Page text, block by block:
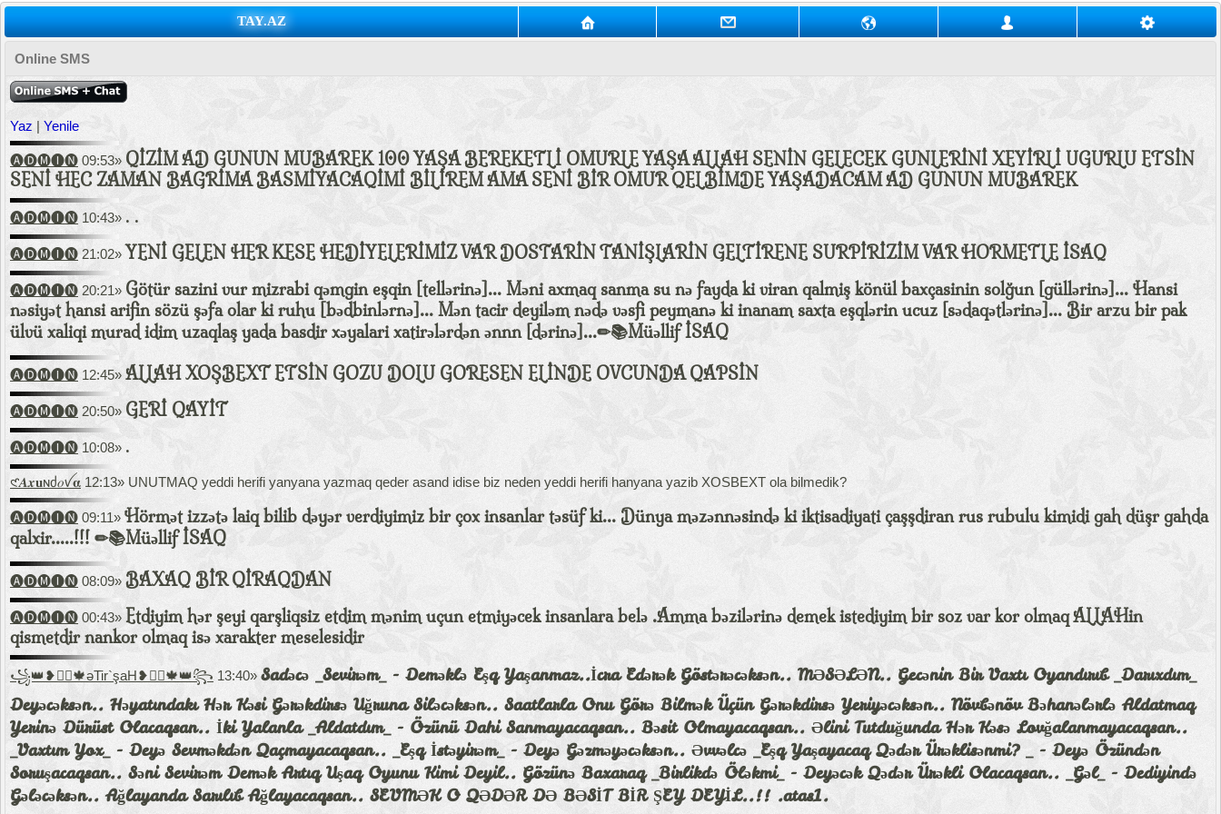
TAY.AZ
Online SMS
Yaz | Yenile
🅐🅓🅜🅘🅝 09:53» QİZİM AD GUNUN MUBAREK 100 YAŞA BEREKETLİ OMURLE YAŞA ALLAH SENİN GELECEK GUNLERİNİ XEYİRLİ UGURLU ETSİN
SENİ HEC ZAMAN BAGRİMA BASMİYACAQİMİ BİLİREM AMA SENİ BİR OMUR QELBİMDE YAŞADACAM AD GUNUN MUBAREK
🅐🅓🅜🅘🅝 10:43» . .
🅐🅓🅜🅘🅝 21:02» YENİ GELEN HER KESE HEDİYELERİMİZ VAR DOSTARİN TANİŞLARİN GELTİRENE SURPİRİZİM VAR HORMETLE İSAQ
🅐🅓🅜🅘🅝 20:21» Götür sazini vur mizrabi qəmgin eşqin [tellərinə]... Məni axmaq sanma su nə fayda ki viran qalmiş könül baxçasinin solğun [güllərinə]... Hansi
nəsiyət hansi arifin sözü şəfa olar ki ruhu [bədbinlərnə]... Mən tacir deyiləm nədə vəsfi peymanə ki inanam saxta eşqlərin ucuz [sədaqətlərinə]... Bir arzu bir pak
ülvü xaliqi murad idim uzaqlaş yada basdir xəyalari xatirələrdən ənnn [dərinə]...✏📚Müəllif İSAQ
🅐🅓🅜🅘🅝 12:45» ALLAH XOŞBEXT ETSİN GOZU DOLU GORESEN ELİNDE OVCUNDA QAPSİN
🅐🅓🅜🅘🅝 20:50» GERİ QAYİT
🅐🅓🅜🅘🅝 10:08» .
𑣲𝑨𝒙𝐮ɴძ𝑜ꪜ𝛂 12:13» UNUTMAQ yeddi herifi yanyana yazmaq qeder asand idise biz neden yeddi herifi hanyana yazib XOSBEXT ola bilmedik?
🅐🅓🅜🅘🅝 09:11» Hörmət izzətə laiq bilib dəyər verdiyimiz bir çox insanlar təsüf ki... Dünya məzənnəsində ki iktisadiyati çaşşdiran rus rubulu kimidi gah düşr gahda
qalxir.....!!! ✏📚Müəllif İSAQ
🅐🅓🅜🅘🅝 08:09» BAXAQ BİR QİRAQDAN
🅐🅓🅜🅘🅝 00:43» Etdiyim hər şeyi qarşliqsiz etdim mənim uçun etmiyəcek insanlara belə .Amma bəzilərinə demek istediyim bir soz var kor olmaq ALLAHin
qismetdir nankor olmaq isə xarakter meselesidir
꧁👑❥⋆⃝🍁əTir`şaH❥⋆⃝🍁👑꧂ 13:40» Sadəcə _Sevirəm_ - Deməklə Eşq Yaşanmaz..İcra Edərək Göstərəcəksən.. MƏSƏLƏN.. Gecənin Bir Vaxtı Oyandırıb _Darıxdım_
Deyəcəksən.. Həyatındakı Hər Kəsi Gərəkdirsə Uğruna Siləcəksən.. Saatlarla Onu Görə Bilmək Üçün Gərəkdirsə Yeriyəcəksən.. Növbənöv Bəhanələrlə Aldatmaq
Yerinə Dürüst Olacaqsan.. İki Yalanla _Aldatdım_ - Özünü Dahi Sanmayacaqsan.. Bəsit Olmayacaqsan.. Əlini Tutduğunda Hər Kəsə Lovğalanmayacaqsan..
_Vaxtım Yox_ - Deyə Sevməkdən Qaçmayacaqsan.. _Eşq İstəyirəm_ - Deyə Gəzməyəcəksən.. Əvvəlcə _Eşq Yaşayacaq Qədər Ürəklisənmi? _ - Deyə Özündən
Soruşacaqsan.. Səni Sevirəm Demək Artıq Uşaq Oyunu Kimi Deyil.. Gözünə Baxaraq _Birlikdə Öləkmi_ - Deyəcək Qədər Ürəkli Olacaqsan.. _Gəl_ - Dediyində
Gələcəksən.. Ağlayanda Sarılıb Ağlayacaqsan.. SEVMƏK O QƏDƏR DƏ BƏSİT BİR ŞEY DEYİL..!! .atas1.